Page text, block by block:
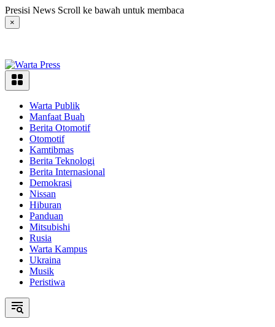
Langsung
ke
konten
Presisi News Scroll ke bawah untuk membaca
×
Warta Publik
Manfaat Buah
Berita Otomotif
Otomotif
Kamtibmas
Berita Teknologi
Berita Internasional
Demokrasi
Nissan
Hiburan
Panduan
Mitsubishi
Rusia
Warta Kampus
Ukraina
Musik
Peristiwa